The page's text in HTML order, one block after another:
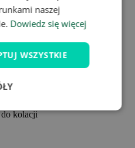
osób w pokoju typu standard z
Hotelu Paris ***
dla dwóch osób
do kolacji
naszej
Dowiedz się więcej
WSZYSTKIE